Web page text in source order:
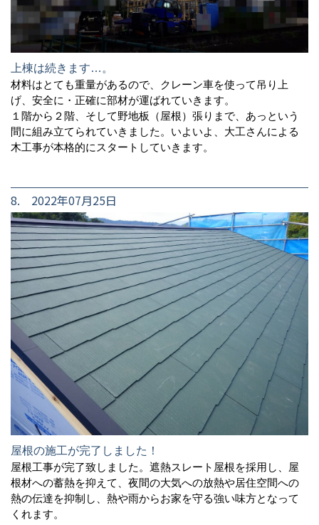
上棟は続きます…。
材料はとても重量があるので、クレーン車を使って吊り上
げ、安全に・正確に部材が運ばれていきます。
１階から２階、そして野地板（屋根）張りまで、あっという
間に組み立てられていきました。いよいよ、大工さんによる
木工事が本格的にスタートしていきます。
8. 2022年07月25日
屋根の施工が完了しました！
屋根工事が完了致しました。遮熱スレート屋根を採用し、屋
根材への蓄熱を抑えて、夜間の大気への放熱や居住空間への
熱の伝達を抑制し、熱や雨からお家を守る強い味方となって
くれます。